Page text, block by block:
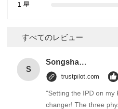
1 星
すべてのレビュー
S
Songshang
trustpilot.com
"Setting the IPD on my
changer! The three